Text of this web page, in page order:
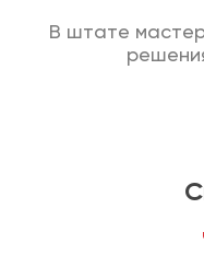
В штате